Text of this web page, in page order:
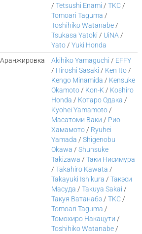
/Tetsushi Enami /TKC /
Tomoari Taguma /
Toshihiko Watanabe /
Tsukasa Yatoki / UiNA /
Yato /Yuki Honda
Аранжировка
Akihiko Yamaguchi / EFFY
/ Hiroshi Sasaki / Ken Ito /
Kengo Minamida / Kensuke
Okamoto / Kon-K / Koshiro
Honda / Котаро Одака /
Kyohei Yamamoto /
Масатоми Ваки / Рио
Хамамото / Ryuhei
Yamada /Shigenobu
Okawa /Shunsuke
Takizawa /Таки Нисимура
/Takahiro Kawata /
Takayuki Ishikura /Такэси
Масуда /Takuya Sakai /
Такуя Ватанабэ /TKC /
Tomoari Taguma /
Томохиро Накацути /
Toshihiko Watanabe /